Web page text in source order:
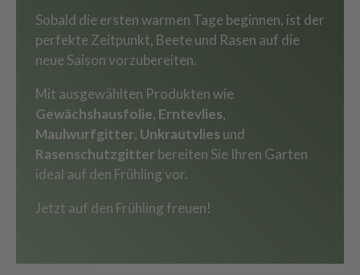
Sobald die ersten warmen Tage beginnen, ist der
perfekte Zeitpunkt, Beete und Rasen auf die
neue Saison vorzubereiten.
Mit ausgewählten Produkten wie
Gewächshausfolie, Erntevlies,
Maulwurfgitter, Unkrautvlies und
Rasenschutzgitterbereiten Sie Ihren Garten
ideal auf den Frühling vor.
Jetzt auf den Frühling freuen!